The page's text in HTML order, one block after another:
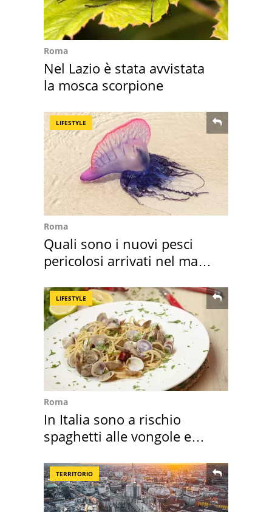
Roma
Nel Lazio è stata avvistata
la mosca scorpione
LIFESTYLE
Roma
Quali sono i nuovi pesci
pericolosi arrivati nel mar
LIFESTYLE
Roma
In Italia sono a rischio
spaghetti alle vongole e
TERRITORIO